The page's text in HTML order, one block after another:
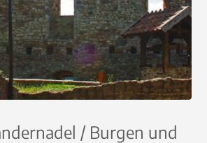
/ Burgen und